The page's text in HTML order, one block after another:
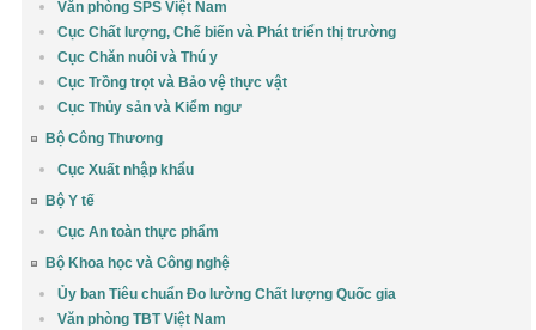
Văn phòng SPS Việt Nam
Cục Chất lượng, Chế biến và Phát triển thị trường
Cục Chăn nuôi và Thú y
Cục Trồng trọt và Bảo vệ thực vật
Cục Thủy sản và Kiểm ngư
Bộ Công Thương
Cục Xuất nhập khẩu
Bộ Y tế
Cục An toàn thực phẩm
Bộ Khoa học và Công nghệ
Ủy ban Tiêu chuẩn Đo lường Chất lượng Quốc gia
Văn phòng TBT Việt Nam